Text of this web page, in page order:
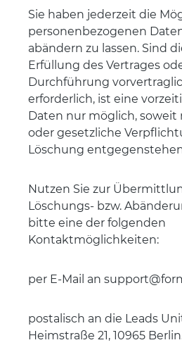
Sie haben jederzeit die
personenbezogenen
abändern zu lassen. Sind
Erfüllung des Vertrages
Durchführung
erforderlich, ist eine
Daten nur möglich,
oder gesetzliche
Löschung
Nutzen Sie zur
Löschungs- bzw.
bitte eine der folgenden
Kontaktmöglichkeiten:
per E-Mail an
postalisch an die Leads
Heimstraße 21, 10965